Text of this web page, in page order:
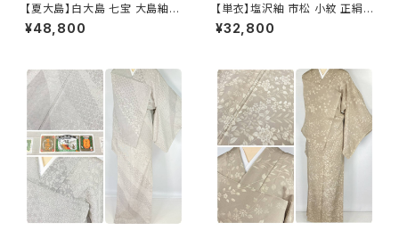
【夏大島】白大島 七宝 大島紬
紗紬 正絹 小紋 トールサイズ 白
グレー アイボリー 1053
¥48,800
【単衣】塩沢紬 市松 小紋 正絹
白 アイボリー 1033
¥32,800